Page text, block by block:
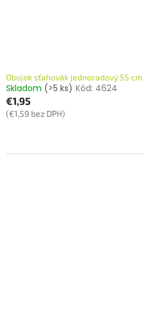
Obojok sťahovák jednoradový 55 cm
Skladom (>5 ks) Kód: 4624
€1,95
(€1,59 bez DPH)